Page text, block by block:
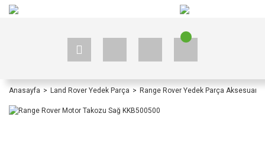
Anasayfa Land Rover Yedek Parça Range Rover Yedek Parça Aksesuar